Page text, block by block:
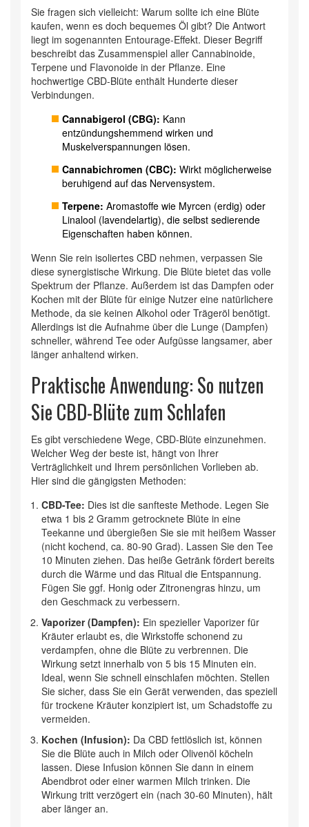
Sie fragen sich vielleicht: Warum sollte ich eine Blüte
kaufen, wenn es doch bequemes Öl gibt? Die Antwort
liegt im sogenannten Entourage-Effekt. Dieser Begriff
beschreibt das Zusammenspiel aller Cannabinoide,
Terpene und Flavonoide in der Pflanze. Eine
hochwertige CBD-Blüte enthält Hunderte dieser
Verbindungen.
Cannabigerol (CBG): Kann
entzündungshemmend wirken und
Muskelverspannungen lösen.
Cannabichromen (CBC): Wirkt möglicherweise
beruhigend auf das Nervensystem.
Terpene: Aromastoffe wie Myrcen (erdig) oder
Linalool (lavendelartig), die selbst sedierende
Eigenschaften haben können.
Wenn Sie rein isoliertes CBD nehmen, verpassen Sie
diese synergistische Wirkung. Die Blüte bietet das volle
Spektrum der Pflanze. Außerdem ist das Dampfen oder
Kochen mit der Blüte für einige Nutzer eine natürlichere
Methode, da sie keinen Alkohol oder Trägeröl benötigt.
Allerdings ist die Aufnahme über die Lunge (Dampfen)
schneller, während Tee oder Aufgüsse langsamer, aber
länger anhaltend wirken.
Praktische Anwendung: So nutzen
Sie CBD-Blüte zum Schlafen
Es gibt verschiedene Wege, CBD-Blüte einzunehmen.
Welcher Weg der beste ist, hängt von Ihrer
Verträglichkeit und Ihrem persönlichen Vorlieben ab.
Hier sind die gängigsten Methoden:
CBD-Tee: Dies ist die sanfteste Methode. Legen Sie
etwa 1 bis 2 Gramm getrocknete Blüte in eine
Teekanne und übergießen Sie sie mit heißem Wasser
(nicht kochend, ca. 80-90 Grad). Lassen Sie den Tee
10 Minuten ziehen. Das heiße Getränk fördert bereits
durch die Wärme und das Ritual die Entspannung.
Fügen Sie ggf. Honig oder Zitronengras hinzu, um
den Geschmack zu verbessern.
Vaporizer (Dampfen): Ein spezieller Vaporizer für
Kräuter erlaubt es, die Wirkstoffe schonend zu
verdampfen, ohne die Blüte zu verbrennen. Die
Wirkung setzt innerhalb von 5 bis 15 Minuten ein.
Ideal, wenn Sie schnell einschlafen möchten. Stellen
Sie sicher, dass Sie ein Gerät verwenden, das speziell
für trockene Kräuter konzipiert ist, um Schadstoffe zu
vermeiden.
Kochen (Infusion): Da CBD fettlöslich ist, können
Sie die Blüte auch in Milch oder Olivenöl köcheln
lassen. Diese Infusion können Sie dann in einem
Abendbrot oder einer warmen Milch trinken. Die
Wirkung tritt verzögert ein (nach 30-60 Minuten), hält
aber länger an.